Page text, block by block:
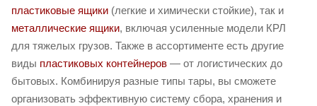
пластиковые ящики (легкие и химически стойкие), так и
металлические ящики, включая усиленные модели КРЛ
для тяжелых грузов. Также в ассортименте есть другие
виды пластиковых контейнеров — от логистических до
бытовых. Комбинируя разные типы тары, вы сможете
организовать эффективную систему сбора, хранения и